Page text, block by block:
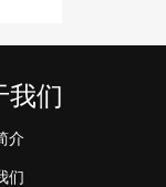
我们
介
们